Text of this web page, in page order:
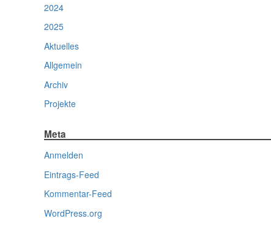
2024
2025
Aktuelles
Allgemein
Archiv
Projekte
Meta
Anmelden
Eintrags-Feed
Kommentar-Feed
WordPress.org